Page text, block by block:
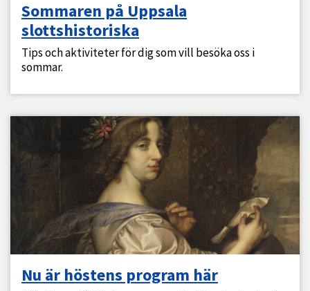
Sommaren på Uppsala
slottshistoriska
Tips och aktiviteter för dig som vill besöka oss i
sommar.
Nu är höstens program här